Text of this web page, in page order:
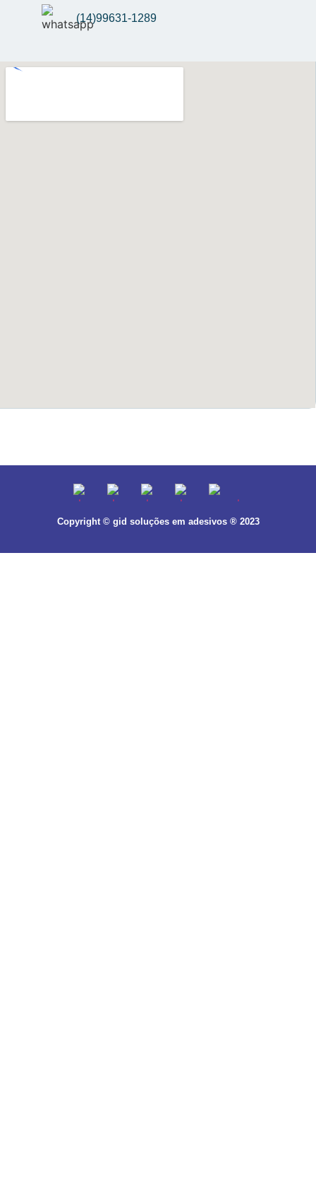
(14)99631-1289
Copyright © gid soluções em adesivos ® 2023